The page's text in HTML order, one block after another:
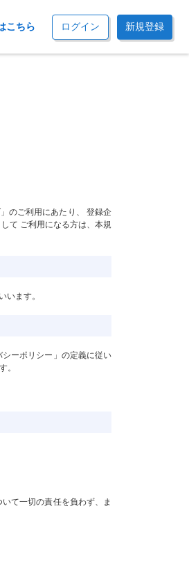
こちら ログイン 新規登録
のご利用にあたり、 登録企
て ご利用になる方は、本規
います。
ーポリシー」の定義に従い
。
て一切の責任を負わず、ま